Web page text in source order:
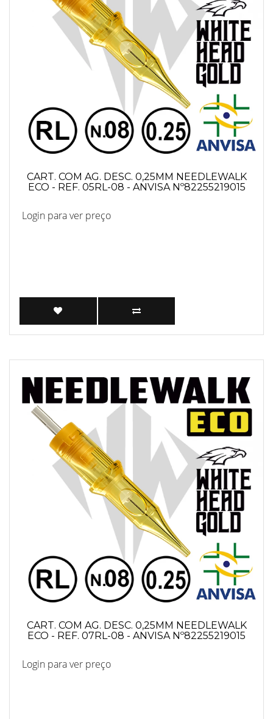
CART. COM AG. DESC. 0,25MM NEEDLEWALK
ECO - REF. 05RL-08 - ANVISA Nº82255219015
Login para ver preço
CART. COM AG. DESC. 0,25MM NEEDLEWALK
ECO - REF. 07RL-08 - ANVISA Nº82255219015
Login para ver preço